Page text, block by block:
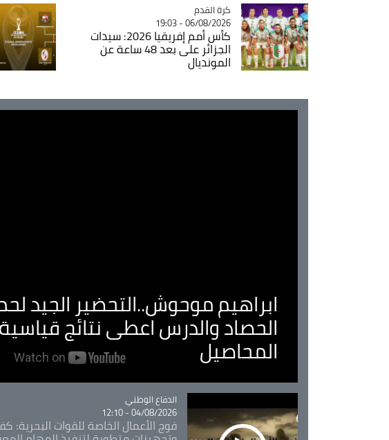
Catégorie
كرة القدم
06/08/2026 - 19:03
كأس أمم إفريقيا 2026: سيدات
الجزائر على بعد 48 ساعة عن
المونديال
ابراهيم موحوش..التحضير الجيد
الحصاد والدرس اعطى نتائج
المحاصيل
Catégorie
الدفاع الوطني
04/08/2026 - 12:10
فوج الأعمال الخاصة للقوات البحرية: